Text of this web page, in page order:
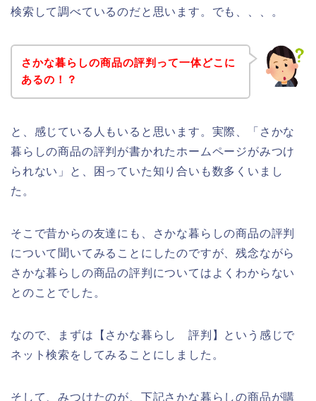
検索して調べているのだと思います。でも、、、。
さかな暮らしの商品の評判って一体どこに
あるの！？
と、感じている人もいると思います。実際、「さかな
暮らしの商品の評判が書かれたホームページがみつけ
られない」と、困っていた知り合いも数多くいまし
た。
そこで昔からの友達にも、さかな暮らしの商品の評判
について聞いてみることにしたのですが、残念ながら
さかな暮らしの商品の評判についてはよくわからない
とのことでした。
なので、まずは【さかな暮らし 評判】という感じで
ネット検索をしてみることにしました。
そして、みつけたのが、下記さかな暮らしの商品が購